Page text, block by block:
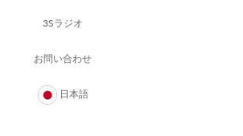
3Sラジオ
お問い合わせ
日本語